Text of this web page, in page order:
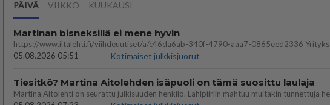
PÄIVÄ VIIKKO KUUKAUSI
Martinan bisneksillä ei mene hyvin
05.08.2026 05:51
Kotimaiset julkkisjuorut
Tiesitkö? Martina Aitolehden isäpuoli on tämä suosittu laulaja